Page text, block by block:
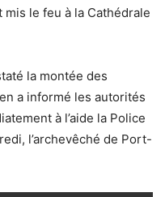
le feu à la Cathédrale
la montée des
a informé les autorités
à l’aide la Police
l’archevêché de Port-